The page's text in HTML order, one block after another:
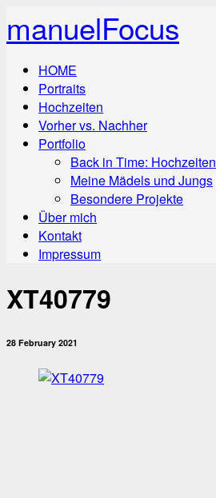
manuelFocus
HOME
Portraits
Hochzeiten
Vorher vs. Nachher
Portfolio
Back in Time: Hochzeiten
Meine Mädels und Jungs
Besondere Projekte
Über mich
Kontakt
Impressum
XT40779
28 February 2021